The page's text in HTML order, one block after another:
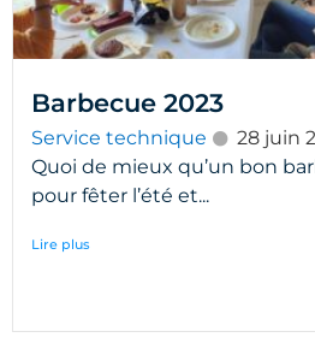
Barbecue 2023
Service technique
28 juin
Quoi de mieux qu’un bon
pour fêter l’été et...
Lire plus